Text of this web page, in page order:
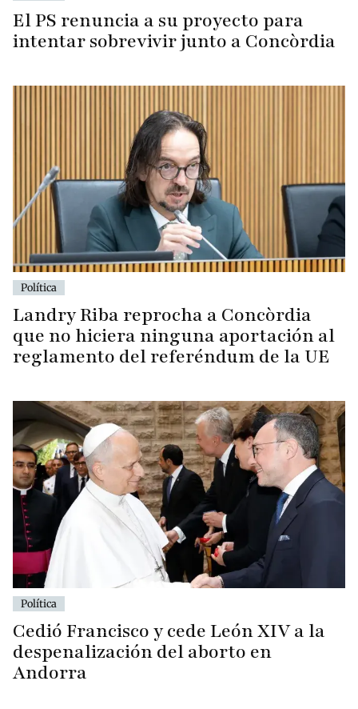
El PS renuncia a su proyecto para
intentar sobrevivir junto a Concòrdia
Política
Landry Riba reprocha a Concòrdia
que no hiciera ninguna aportación al
reglamento del referéndum de la UE
Política
Cedió Francisco y cede León XIV a la
despenalización del aborto en
Andorra